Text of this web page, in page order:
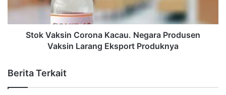
Stok Vaksin Corona Kacau. Negara Produsen
Vaksin Larang Eksport Produknya
Berita Terkait